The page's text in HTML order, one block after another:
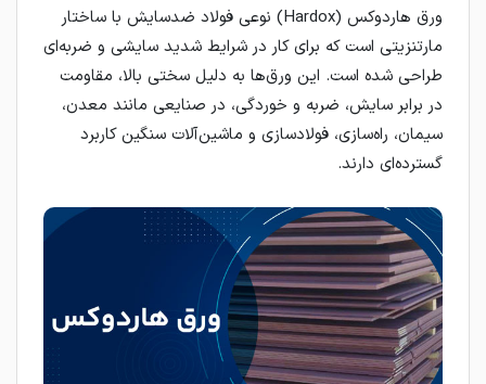
ورق هاردوکس (Hardox) نوعی فولاد ضدسایش با ساختار
مارتنزیتی است که برای کار در شرایط شدید سایشی و ضربه‌ای
طراحی شده است. این ورق‌ها به دلیل سختی بالا، مقاومت
در برابر سایش، ضربه و خوردگی، در صنایعی مانند معدن،
سیمان، راه‌سازی، فولادسازی و ماشین‌آلات سنگین کاربرد
گسترده‌ای دارند.